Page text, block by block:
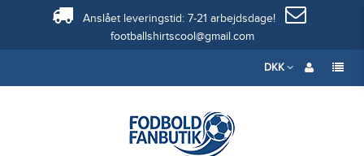
Anslået leveringstid: 7-21 arbejdsdage!
footballshirtscool@gmail.com
DKK